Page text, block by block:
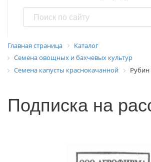
Главная страница
Каталог
Семена овощных и бахчевых культур
Семена капусты краснокачанной
Рубин
Подписка на